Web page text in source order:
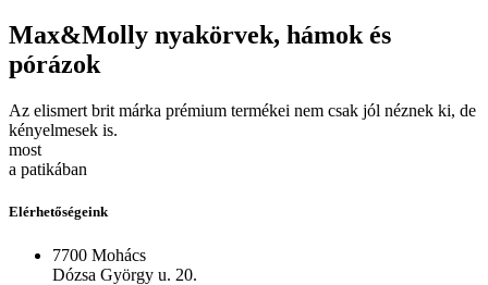
Max&Molly nyakörvek, hámok és
pórázok
Az elismert brit márka prémium termékei nem csak jól néznek ki, de
kényelmesek is.
most
a patikában
Elérhetőségeink
7700 Mohács
Dózsa György u. 20.